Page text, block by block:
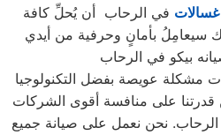
غسالات في الرحاب أن يُحلِّ كافة
سيعامِلُ بأمانٍ وحرفية من أيدي
بيكو في الرحاب
مشكلة عويصة بفضل التكنولوجيا
قدرتنا على منافسة أقوى الشركات
الرحاب. نحن نعمل على صيانة جميع